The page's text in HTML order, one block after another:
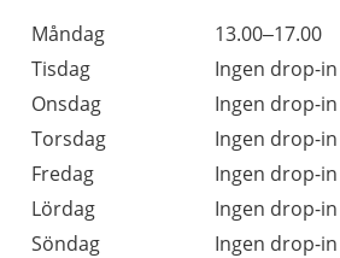
Måndag
13.00–17.00
Tisdag
Ingen drop-in
Onsdag
Ingen drop-in
Torsdag
Ingen drop-in
Fredag
Ingen drop-in
Lördag
Ingen drop-in
Söndag
Ingen drop-in